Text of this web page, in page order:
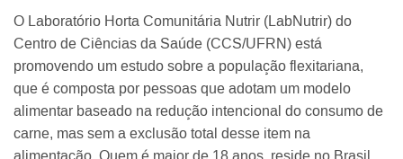
O Laboratório Horta Comunitária Nutrir (LabNutrir) do
Centro de Ciências da Saúde (CCS/UFRN) está
promovendo um estudo sobre a população flexitariana,
que é composta por pessoas que adotam um modelo
alimentar baseado na redução intencional do consumo de
carne, mas sem a exclusão total desse item na
alimentação. Quem é maior de 18 anos, reside no Brasil,